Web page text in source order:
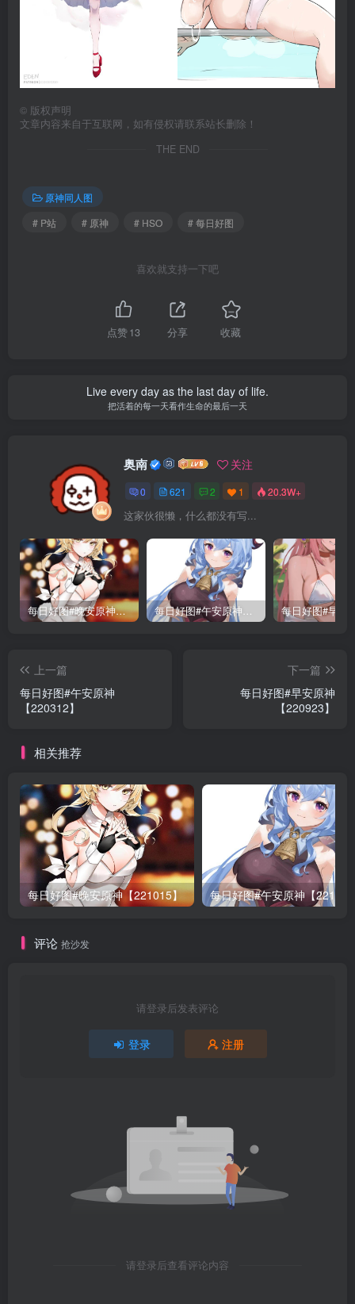
© 版权声明
文章内容来自于互联网，如有侵权请联系站长删除！
THE END
原神同人图
# P站
# 原神 # HSO # 每日好图
喜欢就支持一下吧
点赞13 分享 收藏
Live every day as the last day of life.
把活着的每一天看作生命的最后一天
奥南 关注
0 621 2 1 20.3W+
这家伙很懒，什么都没有写...
每日好图#晚安原神【221015】 每日好图#午安原神【221014】
上一篇
每日好图#午安原神
【220312】
下一篇
每日好图#早安原神
【220923】
相关推荐
每日好图#晚安原神【221015】 每日好图#午安原神【
评论 抢沙发
请登录后发表评论
登录 注册
请登录后查看评论内容